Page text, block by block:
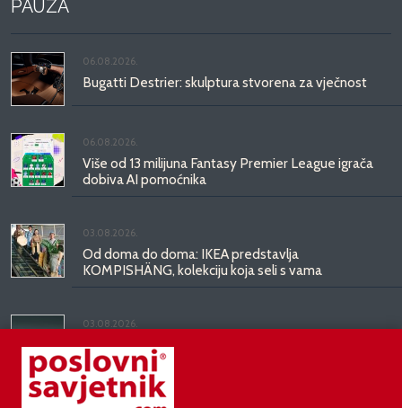
PAUZA
06.08.2026.
Bugatti Destrier: skulptura stvorena za vječnost
06.08.2026.
Više od 13 milijuna Fantasy Premier League igrača
dobiva AI pomoćnika
03.08.2026.
Od doma do doma: IKEA predstavlja
KOMPISHÄNG, kolekciju koja seli s vama
03.08.2026.
Kineski BYD predstavio luksuznu limuzinu veću od
Mercedesove S-klase, obećava domet do 1.000
kilometara